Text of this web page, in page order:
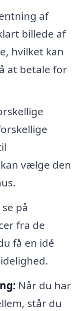
af
billede af
hvilket kan
at betale for
vælge den
på
fra de
få en idé
Når du har
står du